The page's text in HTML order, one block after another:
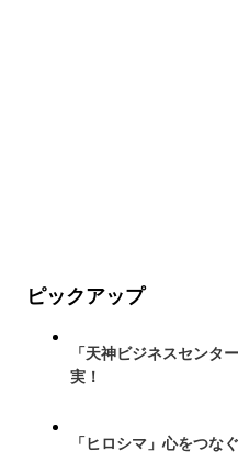
ピックアップ
「天神ビジネスセン
実！
「ヒロシマ」心をつ